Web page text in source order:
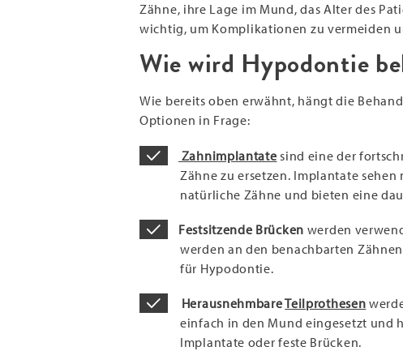
Zähne, ihre Lage im Mund, das Alter des
wichtig, um Komplikationen zu vermeiden
Wie wird Hypodontie
Wie bereits oben erwähnt, hängt die
Optionen in Frage:
Zahnimplantate sind eine der
Zähne zu ersetzen. Implantate
natürliche Zähne und bieten eine
Festsitzende Brücken werden
werden an den benachbarten
für Hypodontie.
HerausnehmbareTeilprothesen
einfach in den Mund eingesetzt und
Implantate oder feste Brücken.